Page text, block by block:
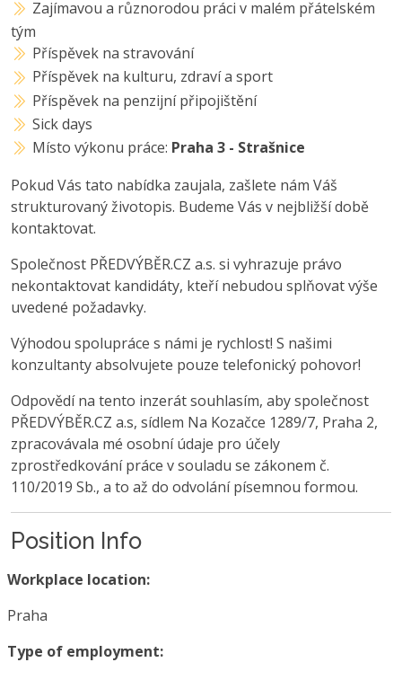
Zajímavou a různorodou práci v malém přátelském
tým
Příspěvek na stravování
Příspěvek na kulturu, zdraví a sport
Příspěvek na penzijní připojištění
Sick days
Místo výkonu práce: Praha 3 - Strašnice
Pokud Vás tato nabídka zaujala, zašlete nám Váš
strukturovaný životopis. Budeme Vás v nejbližší době
kontaktovat.
Společnost PŘEDVÝBĚR.CZ a.s. si vyhrazuje právo
nekontaktovat kandidáty, kteří nebudou splňovat výše
uvedené požadavky.
Výhodou spolupráce s námi je rychlost! S našimi
konzultanty absolvujete pouze telefonický pohovor!
Odpovědí na tento inzerát souhlasím, aby společnost
PŘEDVÝBĚR.CZ a.s, sídlem Na Kozačce 1289/7, Praha 2,
zpracovávala mé osobní údaje pro účely
zprostředkování práce v souladu se zákonem č.
110/2019 Sb., a to až do odvolání písemnou formou.
Position Info
Workplace location:
Praha
Type of employment: